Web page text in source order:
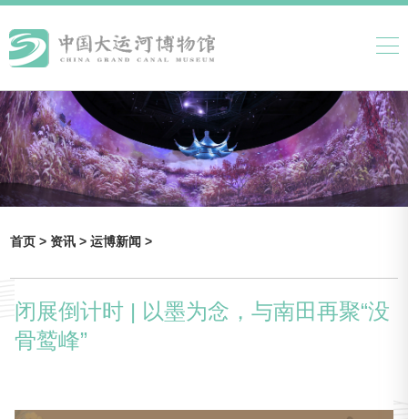
首页 >资讯 >运博新闻 >
闭展倒计时 | 以墨为念，与南田再聚“没
骨鹫峰”